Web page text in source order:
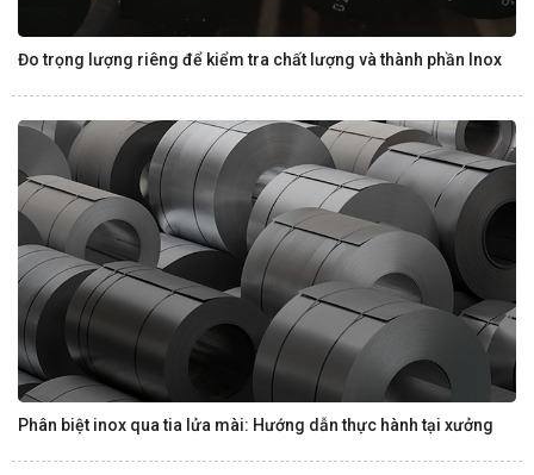
Đo trọng lượng riêng để kiểm tra chất lượng và thành phần Inox
Phân biệt inox qua tia lửa mài: Hướng dẫn thực hành tại xưởng